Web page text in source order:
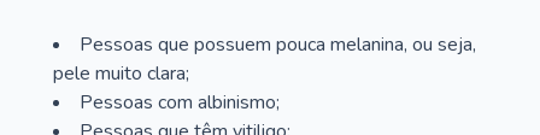
Pessoas que possuem pouca melanina, ou seja,
pele muito clara;
Pessoas com albinismo;